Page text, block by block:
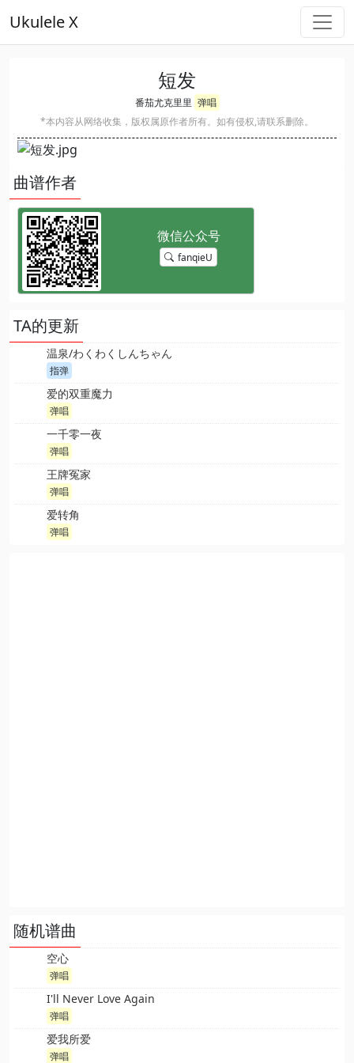
Ukulele X
短发
番茄尤克里里 弹唱
*本内容从网络收集，版权属原作者所有。如有侵权,请联系删除。
曲谱作者
fanqieU
TA的更新
温泉/わくわくしんちゃん
指弹
爱的双重魔力
弹唱
一千零一夜
弹唱
王牌冤家
弹唱
爱转角
弹唱
随机谱曲
空心
弹唱
I'll Never Love Again
弹唱
爱我所爱
弹唱